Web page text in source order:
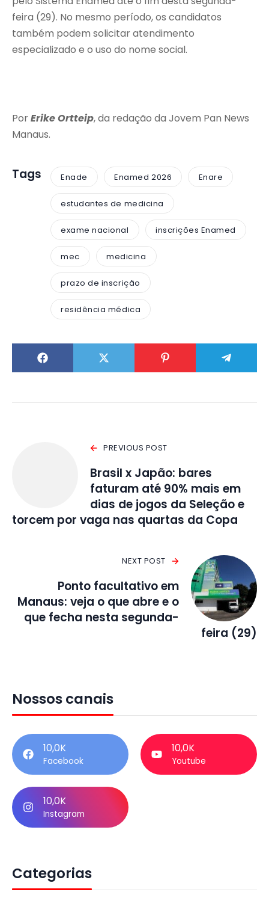
feira (29). No mesmo período, os candidatos
também podem solicitar atendimento
especializado e o uso do nome social.
PorErike Ortteip, da redação da Jovem Pan News
Manaus.
Tags Enade Enamed 2026 Enare
estudantes de medicina
exame nacional inscrições Enamed
mec medicina
prazo de inscrição
residência médica
PREVIOUS POST
Brasil x Japão: bares
faturam até 90% mais em
dias de jogos da Seleção e
torcem por vaga nas quartas da Copa
NEXT POST
Ponto facultativo em
Manaus: veja o que abre e o
que fecha nesta segunda-
feira (29)
Nossos canais
10,0K
Facebook
10,0K
Youtube
10,0K
Instagram
Categorias